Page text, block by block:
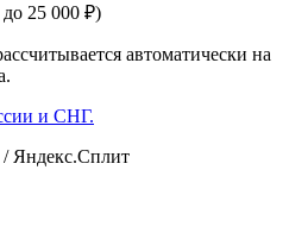
до 25 000 ₽)
автоматически на
и СНГ.
/ Яндекс.Сплит